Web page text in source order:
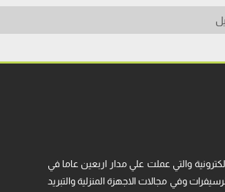
والتي عملت علي مدار اربعين عاما في
وفي مجالات الاجهزة المنزلية والتبريد